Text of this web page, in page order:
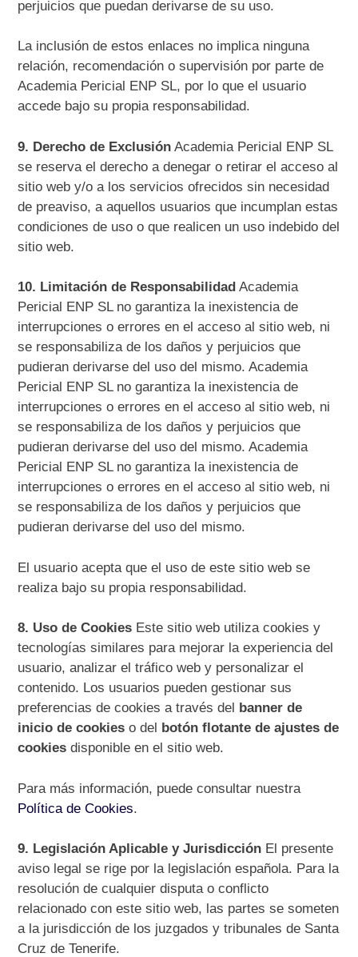
perjuicios que puedan derivarse de su uso.
La inclusión de estos enlaces no implica ninguna
relación, recomendación o supervisión por parte de
Academia Pericial ENP SL, por lo que el usuario
accede bajo su propia responsabilidad.
9. Derecho de Exclusión Academia Pericial ENP SL
se reserva el derecho a denegar o retirar el acceso al
sitio web y/o a los servicios ofrecidos sin necesidad
de preaviso, a aquellos usuarios que incumplan estas
condiciones de uso o que realicen un uso indebido del
sitio web.
10. Limitación de Responsabilidad Academia
Pericial ENP SL no garantiza la inexistencia de
interrupciones o errores en el acceso al sitio web, ni
se responsabiliza de los daños y perjuicios que
pudieran derivarse del uso del mismo. Academia
Pericial ENP SL no garantiza la inexistencia de
interrupciones o errores en el acceso al sitio web, ni
se responsabiliza de los daños y perjuicios que
pudieran derivarse del uso del mismo. Academia
Pericial ENP SL no garantiza la inexistencia de
interrupciones o errores en el acceso al sitio web, ni
se responsabiliza de los daños y perjuicios que
pudieran derivarse del uso del mismo.
El usuario acepta que el uso de este sitio web se
realiza bajo su propia responsabilidad.
8. Uso de Cookies Este sitio web utiliza cookies y
tecnologías similares para mejorar la experiencia del
usuario, analizar el tráfico web y personalizar el
contenido. Los usuarios pueden gestionar sus
preferencias de cookies a través del
banner de
inicio de cookies o del
botón flotante de ajustes de
cookies disponible en el sitio web.
Para más información, puede consultar nuestra
Política de Cookies.
9. Legislación Aplicable y Jurisdicción El presente
aviso legal se rige por la legislación española. Para la
resolución de cualquier disputa o conflicto
relacionado con este sitio web, las partes se someten
a la jurisdicción de los juzgados y tribunales de Santa
Cruz de Tenerife.